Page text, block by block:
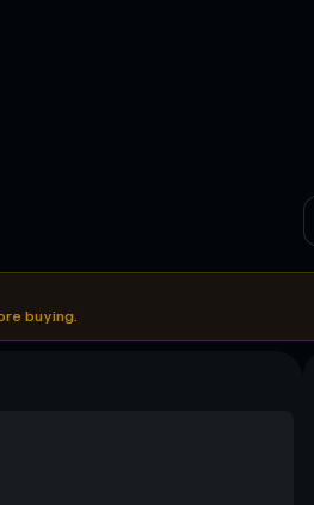
buying.